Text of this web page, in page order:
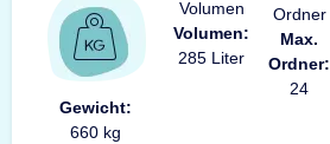
Gewicht:
660 kg
Volumen:
285 Liter
Max.
Ordner:
24